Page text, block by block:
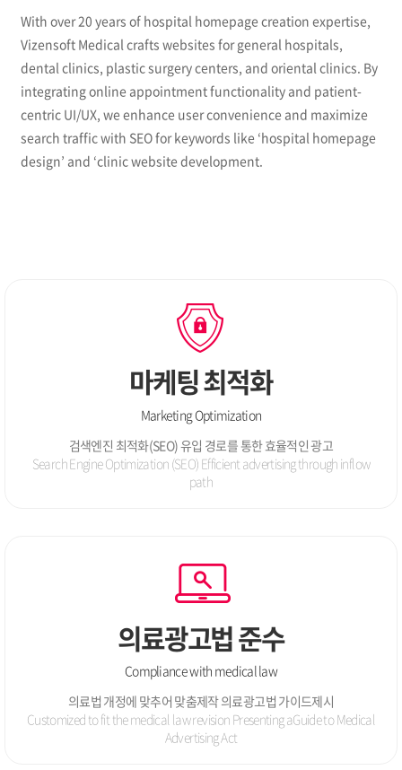
With over 20 years of hospital homepage creation expertise,
Vizensoft Medical crafts websites for general hospitals,
dental clinics, plastic surgery centers, and oriental clinics. By
integrating online appointment functionality and patient-
centric UI/UX, we enhance user convenience and maximize
search traffic with SEO for keywords like ‘hospital homepage
design’ and ‘clinic website development.
마케팅 최적화
Marketing Optimization
검색엔진 최적화(SEO) 유입 경로를 통한 효율적인 광고
Search Engine Optimization (SEO) Efficient advertisingthrough inflow
path
의료광고법 준수
Compliance with medical law
의료법 개정에 맞추어 맞춤제작 의료광고법 가이드제시
Customized to fit the medical law revision Presenting aGuide to Medical
Advertising Act